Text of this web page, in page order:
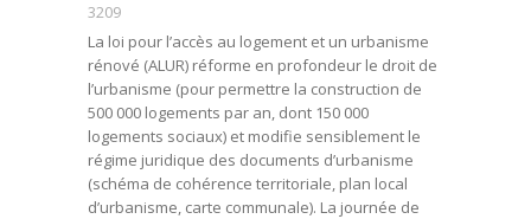
3209
La loi pour l’accès au logement et un urbanisme
rénové (ALUR) réforme en profondeur le droit de
l’urbanisme (pour permettre la construction de
500 000 logements par an, dont 150 000
logements sociaux) et modifie sensiblement le
régime juridique des documents d’urbanisme
(schéma de cohérence territoriale, plan local
d’urbanisme, carte communale). La journée de